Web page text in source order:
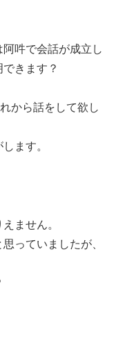
吽で会話が成立し
きます？
から話をして欲し
ます。
ません。
っていましたが、